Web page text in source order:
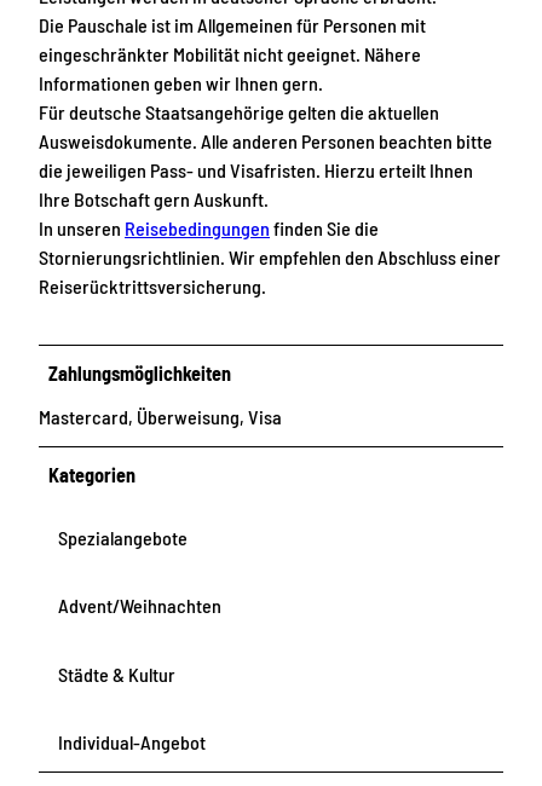
Die Pauschale ist im Allgemeinen für Personen mit
eingeschränkter Mobilität nicht geeignet. Nähere
Informationen geben wir Ihnen gern.
Für deutsche Staatsangehörige gelten die aktuellen
Ausweisdokumente. Alle anderen Personen beachten bitte
die jeweiligen Pass- und Visafristen. Hierzu erteilt Ihnen
Ihre Botschaft gern Auskunft.
In unseren Reisebedingungen finden Sie die
Stornierungsrichtlinien. Wir empfehlen den Abschluss einer
Reiserücktrittsversicherung.
Zahlungsmöglichkeiten
Mastercard, Überweisung, Visa
Kategorien
Spezialangebote
Advent/Weihnachten
Städte & Kultur
Individual-Angebot